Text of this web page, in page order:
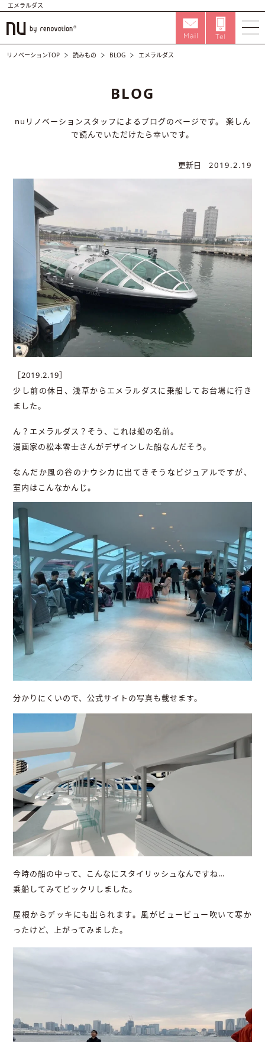
エメラルダス
リノベーションTOP 読みもの BLOG エメラルダス
BLOG
nuリノベーションスタッフによるブログのページです。
楽しん
で読んでいただけたら幸いです。
更新日 2019.2.19
［2019.2.19］
少し前の休日、浅草からエメラルダスに乗船してお台場に行き
ました。
ん？エメラルダス？そう、これは船の名前。
漫画家の松本零士さんがデザインした船なんだそう。
なんだか風の谷のナウシカに出てきそうなビジュアルですが、
室内はこんなかんじ。
分かりにくいので、公式サイトの写真も載せます。
今時の船の中って、こんなにスタイリッシュなんですね…
乗船してみてビックリしました。
屋根からデッキにも出られます。風がビュービュー吹いて寒か
ったけど、上がってみました。